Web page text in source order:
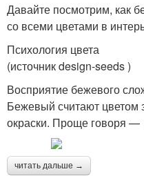
Давайте посмотрим, как
со всеми цветами в
Психология цвета
(источник design-seeds )
Восприятие бежевого
Бежевый считают цветом
окраски. Проще говоря —
читать дальше →